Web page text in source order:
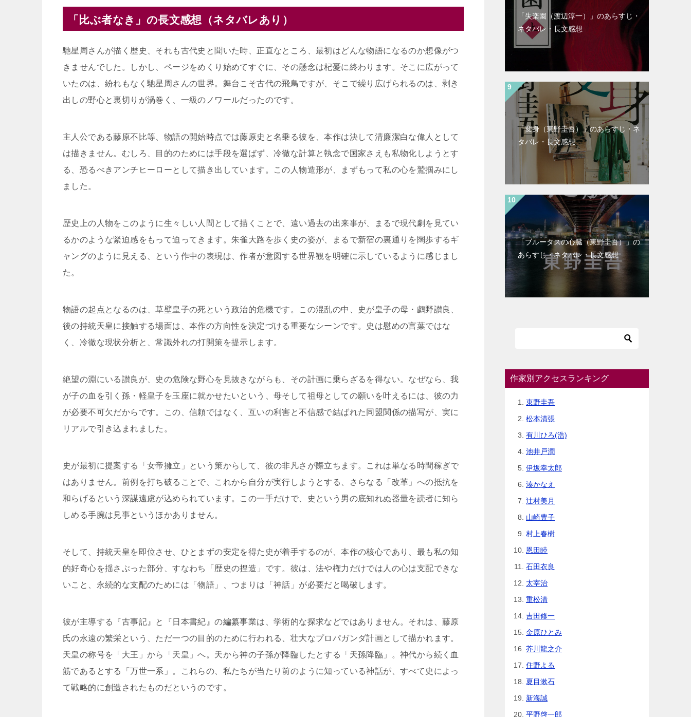
「比ぶ者なき」の長文感想（ネタバレあり）
馳星周さんが描く歴史、それも古代史と聞いた時、正直なところ、最初はどんな物語になるのか想像がつ
きませんでした。しかし、ページをめくり始めてすぐに、その懸念は杞憂に終わります。そこに広がって
いたのは、紛れもなく馳星周さんの世界。舞台こそ古代の飛鳥ですが、そこで繰り広げられるのは、剥き
出しの野心と裏切りが渦巻く、一級のノワールだったのです。
主人公である藤原不比等、物語の開始時点では藤原史と名乗る彼を、本作は決して清廉潔白な偉人として
は描きません。むしろ、目的のためには手段を選ばず、冷徹な計算と執念で国家さえも私物化しようとす
る、恐るべきアンチヒーローとして描き出しています。この人物造形が、まずもって私の心を鷲掴みにし
ました。
歴史上の人物をこのように生々しい人間として描くことで、遠い過去の出来事が、まるで現代劇を見てい
るかのような緊迫感をもって迫ってきます。朱雀大路を歩く史の姿が、まるで新宿の裏通りを闊歩するギ
ャングのように見える、という作中の表現は、作者が意図する世界観を明確に示しているように感じまし
た。
物語の起点となるのは、草壁皇子の死という政治的危機です。この混乱の中、史が皇子の母・鸕野讃良、
後の持統天皇に接触する場面は、本作の方向性を決定づける重要なシーンです。史は慰めの言葉ではな
く、冷徹な現状分析と、常識外れの打開策を提示します。
絶望の淵にいる讃良が、史の危険な野心を見抜きながらも、その計画に乗らざるを得ない。なぜなら、我
が子の血を引く孫・軽皇子を玉座に就かせたいという、母そして祖母としての願いを叶えるには、彼の力
が必要不可欠だからです。この、信頼ではなく、互いの利害と不信感で結ばれた同盟関係の描写が、実に
リアルで引き込まれました。
史が最初に提案する「女帝擁立」という策からして、彼の非凡さが際立ちます。これは単なる時間稼ぎで
はありません。前例を打ち破ることで、これから自分が実行しようとする、さらなる「改革」への抵抗を
和らげるという深謀遠慮が込められています。この一手だけで、史という男の底知れぬ器量を読者に知ら
しめる手腕は見事というほかありません。
そして、持統天皇を即位させ、ひとまずの安定を得た史が着手するのが、本作の核心であり、最も私の知
的好奇心を揺さぶった部分、すなわち「歴史の捏造」です。彼は、法や権力だけでは人の心は支配できな
いこと、永続的な支配のためには「物語」、つまりは「神話」が必要だと喝破します。
彼が主導する『古事記』と『日本書紀』の編纂事業は、学術的な探求などではありません。それは、藤原
氏の永遠の繁栄という、ただ一つの目的のために行われる、壮大なプロパガンダ計画として描かれます。
天皇の称号を「大王」から「天皇」へ。天から神の子孫が降臨したとする「天孫降臨」。神代から続く血
筋であるとする「万世一系」。これらの、私たちが当たり前のように知っている神話が、すべて史によっ
て戦略的に創造されたものだというのです。
「失楽園（渡辺淳一）」のあらすじ・
ネタバレ・長文感想
「変身（東野圭吾）」のあらすじ・ネ
タバレ・長文感想
「ブルータスの心臓（東野圭吾）」の
あらすじ・ネタバレ・長文感想
作家別アクセスランキング
東野圭吾
松本清張
有川ひろ(浩)
池井戸潤
伊坂幸太郎
湊かなえ
辻村美月
山崎豊子
村上春樹
恩田睦
石田衣良
太宰治
重松清
吉田修一
金原ひとみ
芥川龍之介
住野よる
夏目漱石
新海誠
平野啓一郎